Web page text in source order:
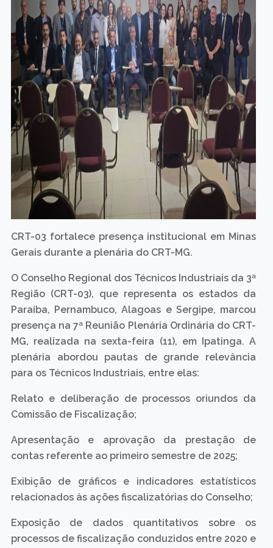
CRT-03 fortalece presença institucional em Minas
Gerais durante a plenária do CRT-MG.
O Conselho Regional dos Técnicos Industriais da 3ª
Região (CRT-03), que representa os estados da
Paraíba, Pernambuco, Alagoas e Sergipe, marcou
presença na 7ª Reunião Plenária Ordinária do CRT-
MG, realizada na sexta-feira (11), em Ipatinga. A
plenária abordou pautas de grande relevância
para os Técnicos Industriais, entre elas:
Relato e deliberação de processos oriundos da
Comissão de Fiscalização;
Apresentação e aprovação da prestação de
contas referente ao primeiro semestre de 2025;
Exibição de gráficos e indicadores estatísticos
relacionados às ações fiscalizatórias do Conselho;
Exposição de dados quantitativos sobre os
processos de fiscalização conduzidos entre 2020 e